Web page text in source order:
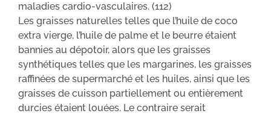
maladies cardio-vasculaires. (112)
Les graisses naturelles telles que l’huile de coco
extra vierge, l’huile de palme et le beurre étaient
bannies au dépotoir, alors que les graisses
synthétiques telles que les margarines, les graisses
raffinées de supermarché et les huiles, ainsi que les
graisses de cuisson partiellement ou entièrement
durcies étaient louées. Le contraire serait